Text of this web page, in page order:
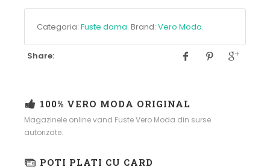
Categoria: Fuste dama. Brand: Vero Moda.
Share:
100% VERO MODA ORIGINAL
Magazinele online vand Fuste Vero Moda din surse
autorizate.
POTI PLATI CU CARD